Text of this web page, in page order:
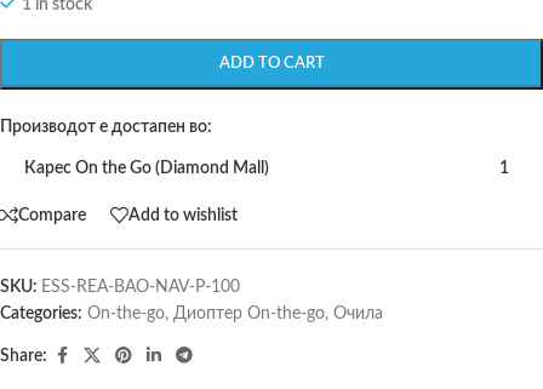
1 in stock
ADD TO CART
Производот е достапен во:
Карес On the Go (Diamond Mall) 1
Compare Add to wishlist
SKU: ESS-REA-BAO-NAV-P-100
Categories: On-the-go, Диоптер On-the-go, Очила
Share: